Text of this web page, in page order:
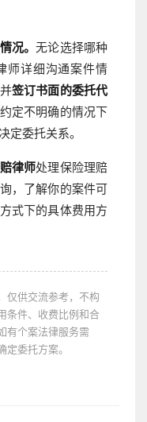
况。无论选择哪种
师详细沟通案件情
签订书面的委托代
定不明确的情况下
定委托关系。
律师处理保险理赔
，了解你的案件可
式下的具体费用方
仅供交流参考，不构
条件、收费比例和合
有个案法律服务需
委托方案。